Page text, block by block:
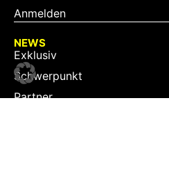
Anmelden
NEWS
Exklusiv
Schwerpunkt
Partner